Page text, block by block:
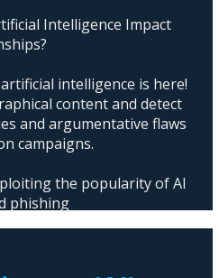
Intelligence Impact
intelligence is here!
content and detect
and argumentative flaws
campaigns.
the popularity of AI
phishing